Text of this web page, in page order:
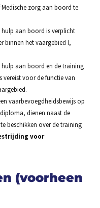
zorg aan boord te
hulp aan boord is verplicht
binnen het vaargebied I,
hulp aan boord en de training
vereist voor de functie van
vaarbevoegdheidsbewijs op
diploma, dienen naast de
beschikken over de training
voor
(voorheen